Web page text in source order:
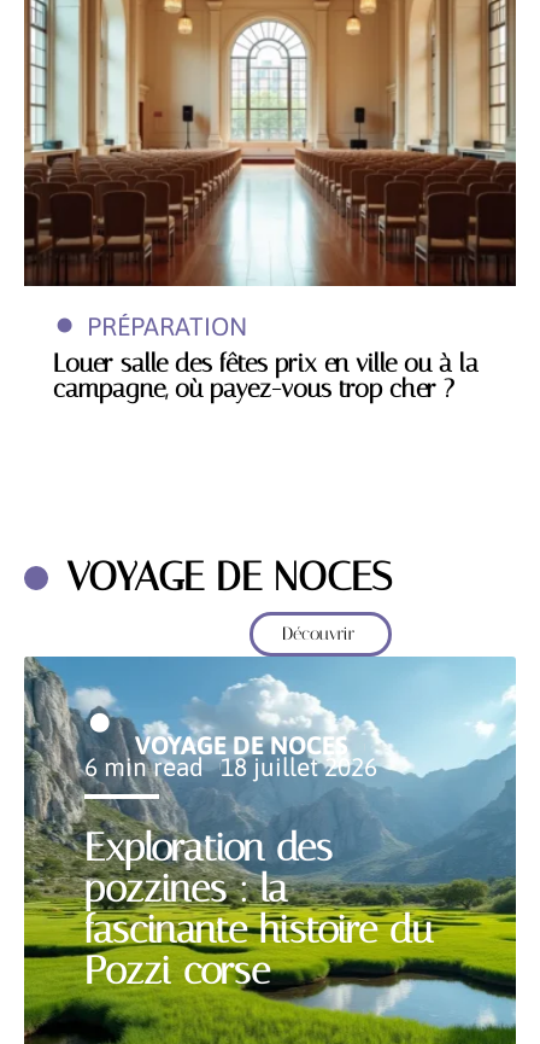
PRÉPARATION
Louer salle des fêtes prix en ville ou à la
campagne, où payez-vous trop cher ?
VOYAGE DE NOCES
Découvrir
Exploration des
pozzines : la
fascinante histoire du
Pozzi corse
VOYAGE DE NOCES
6 min read 18 juillet 2026